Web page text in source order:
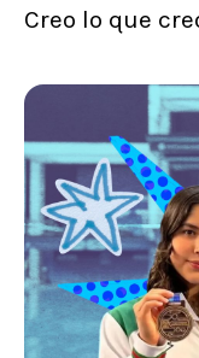
Creo lo que